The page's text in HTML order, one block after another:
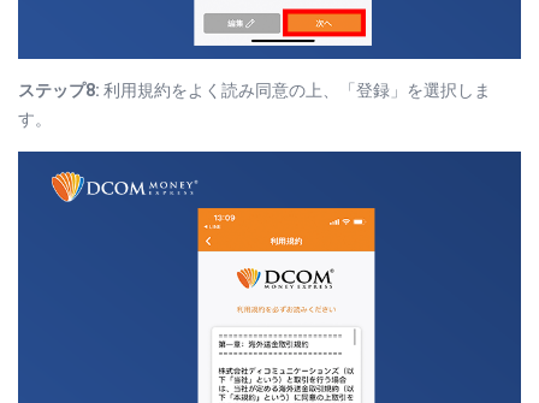
ステップ8: 利用規約をよく読み同意の上、「登録」を選択しま
す。